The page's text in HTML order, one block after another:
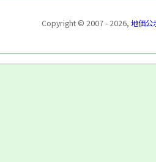
Copyright © 2007 - 2026, 地価公